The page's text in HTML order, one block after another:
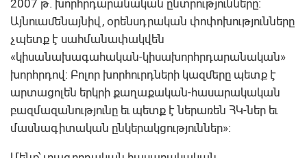
2007 թ. խորհրդարանական ընտրությունները:
Այնուամենայնիվ, օրենսդրական փոփոխությունները
չպետք է սահմանափակվեն
«կիսանախագահական-կիսախորհրդարանական»
խորհրդով: Բոլոր խորհուրդների կազմերը պետք է
արտացոլեն երկրի քաղաքական-հասարակական
բազմազանությունը եւ պետք է ներառեն ՀԿ-ներ եւ
մասնագիտական ընկերակցություններ»: